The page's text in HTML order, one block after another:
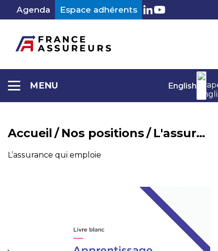
contenu
Agenda Espace adhérents LinkedIn
Youtube
MENU English
Accueil / Nos positions/ L'assurance qui emploie
Catégorie :
L’assurance qui emploie